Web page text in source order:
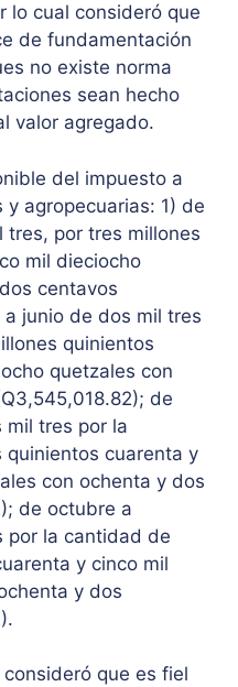
lo cual consideró que
de fundamentación
no existe norma
sean hecho
valor agregado.
del impuesto a
agropecuarias: 1) de
tres, por tres millones
mil dieciocho
centavos
junio de dos mil tres
quinientos
quetzales con
de
mil tres por la
cuarenta y
con ochenta y dos
de octubre a
por la cantidad de
y cinco mil
y dos
que es fiel